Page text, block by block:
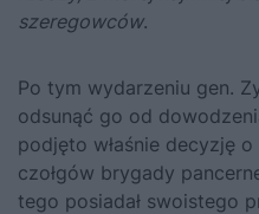
szeregowców.
Po tym wydarzeniu gen.
odsunąć go od
podjęto właśnie decyzję
czołgów brygady
tego posiadał swoistego